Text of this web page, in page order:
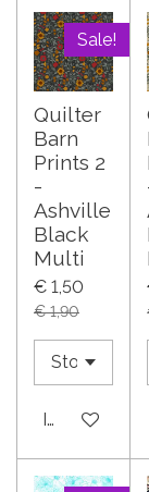
Sale!
Quilter
Barn
Prints 2
-
Ashville
Black
Multi
€ 1,50
€ 1,90
In